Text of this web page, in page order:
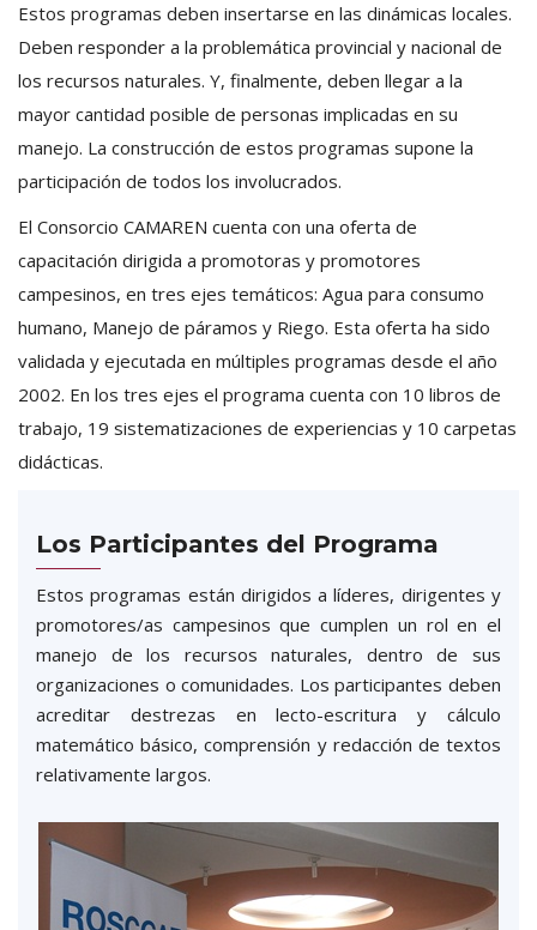
Estos programas deben insertarse en las dinámicas locales.
Deben responder a la problemática provincial y nacional de
los recursos naturales. Y, finalmente, deben llegar a la
mayor cantidad posible de personas implicadas en su
manejo. La construcción de estos programas supone la
participación de todos los involucrados.
El Consorcio CAMAREN cuenta con una oferta de
capacitación dirigida a promotoras y promotores
campesinos, en tres ejes temáticos: Agua para consumo
humano, Manejo de páramos y Riego. Esta oferta ha sido
validada y ejecutada en múltiples programas desde el año
2002. En los tres ejes el programa cuenta con 10 libros de
trabajo, 19 sistematizaciones de experiencias y 10 carpetas
didácticas.
Los Participantes del Programa
Estos programas están dirigidos a líderes, dirigentes y
promotores/as campesinos que cumplen un rol en el
manejo de los recursos naturales, dentro de sus
organizaciones o comunidades. Los participantes deben
acreditar destrezas en lecto-escritura y cálculo
matemático básico, comprensión y redacción de textos
relativamente largos.